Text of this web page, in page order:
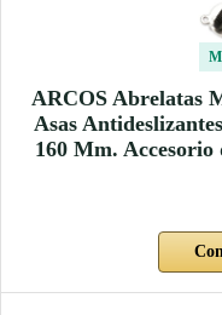
ARCOS Abrelatas
Asas
160 Mm.